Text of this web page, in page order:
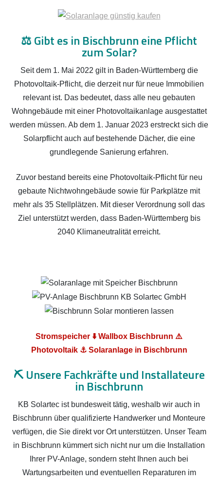
⚖️Gibt es in Bischbrunn eine Pflicht
zum Solar?
Seit dem 1. Mai 2022 gilt in Baden-Württemberg die
Photovoltaik-Pflicht, die derzeit nur für neue Immobilien
relevant ist. Das bedeutet, dass alle neu gebauten
Wohngebäude mit einer Photovoltaikanlage ausgestattet
werden müssen. Ab dem 1. Januar 2023 erstreckt sich die
Solarpflicht auch auf bestehende Dächer, die eine
grundlegende Sanierung erfahren.
Zuvor bestand bereits eine Photovoltaik-Pflicht für neu
gebaute Nichtwohngebäude sowie für Parkplätze mit
mehr als 35 Stellplätzen. Mit dieser Verordnung soll das
Ziel unterstützt werden, dass Baden-Württemberg bis
2040 Klimaneutralität erreicht.
Stromspeicher ⬇️ Wallbox Bischbrunn ⚠️
Photovoltaik ⚓ Solaranlage in Bischbrunn
⛏️Unsere Fachkräfte und Installateure
in Bischbrunn
KB Solartec ist bundesweit tätig, weshalb wir auch in
Bischbrunn über qualifizierte Handwerker und Monteure
verfügen, die Sie direkt vor Ort unterstützen. Unser Team
in Bischbrunn kümmert sich nicht nur um die Installation
Ihrer PV-Anlage, sondern steht Ihnen auch bei
Wartungsarbeiten und eventuellen Reparaturen im